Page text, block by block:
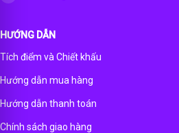
HƯỚNG DẪN
Tích điểm và Chiết khấu
Hướng dẫn mua hàng
Hướng dẫn thanh toán
Chính sách giao hàng